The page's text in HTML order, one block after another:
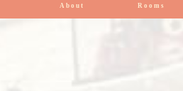
About Rooms